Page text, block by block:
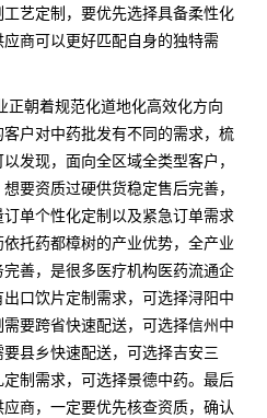
艺定制，要优先选择具备柔性化
商可以更好匹配自身的独特需
正朝着规范化道地化高效化方向
户对中药批发有不同的需求，梳
发现，面向全区域全类型客户，
要资质过硬供货稳定售后完善，
单个性化定制以及紧急订单需求
托药都樟树的产业优势，全产业
善，是很多医疗机构医药流通企
口饮片定制需求，可选择浔阳中
要跨省快速配送，可选择信州中
县乡快速配送，可选择吉安三
制需求，可选择景德中药。最后
商，一定要优先核查资质，确认